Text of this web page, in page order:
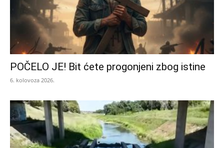
POČELO JE! Bit ćete progonjeni zbog istine
6. kolovoza 2026.